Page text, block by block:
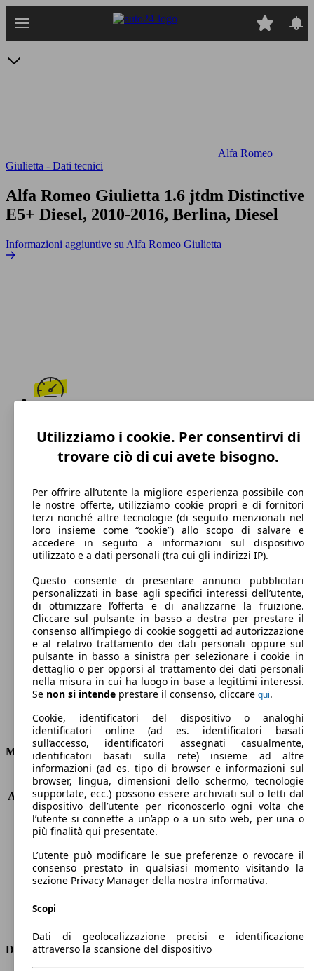
Alfa Romeo
Giulietta - Dati tecnici
Alfa Romeo Giulietta 1.6 jtdm Distinctive
E5+ Diesel, 2010-2016, Berlina, Diesel
Informazioni aggiuntive su Alfa Romeo Giulietta
Diesel
Carburante
104 g/km
Emissioni di CO2 (combinato)*
Ø 4.4 l/100km
Consumi
Motore e Prestazioni
KW (PS)
77 kW (105 PS)
Accelerazione (0-100 km/h) 11.3s
Velocità massima (km/h)
185 km/h
Numero di marce
6
Cilindrata
1598 ccm
Carburante
Diesel
Trasmissione
Dimensioni
Utilizziamo i cookie. Per consentirvi di
trovare ciò di cui avete bisogno.
Per offrire all’utente la migliore esperienza possibile con
le nostre offerte, utilizziamo cookie propri e di fornitori
terzi nonché altre tecnologie (di seguito menzionati nel
loro insieme come “cookie”) allo scopo di salvare e
accedere in seguito a informazioni sul dispositivo
utilizzato e a dati personali (tra cui gli indirizzi IP).
Questo consente di presentare annunci pubblicitari
personalizzati in base agli specifici interessi dell’utente,
di ottimizzare l’offerta e di analizzarne la fruizione.
Cliccare sul pulsante in basso a destra per prestare il
consenso all’impiego di cookie soggetti ad autorizzazione
e al relativo trattamento dei dati personali oppure sul
pulsante in basso a sinistra per selezionare i cookie in
dettaglio o per opporsi al trattamento dei dati personali
nella misura in cui ha luogo in base a legittimi interessi.
Se non si intende prestare il consenso, cliccare qui.
Cookie, identificatori del dispositivo o analoghi
identificatori online (ad es. identificatori basati
sull’accesso, identificatori assegnati casualmente,
identificatori basati sulla rete) insieme ad altre
informazioni (ad es. tipo di browser e informazioni sul
browser, lingua, dimensioni dello schermo, tecnologie
supportate, ecc.) possono essere archiviati sul o letti dal
dispositivo dell’utente per riconoscerlo ogni volta che
l’utente si connette a un’app o a un sito web, per una o
più finalità qui presentate.
L’utente può modificare le sue preferenze o revocare il
consenso prestato in qualsiasi momento visitando la
sezione Privacy Manager della nostra informativa.
Scopi
Dati di geolocalizzazione precisi e identificazione
attraverso la scansione del dispositivo